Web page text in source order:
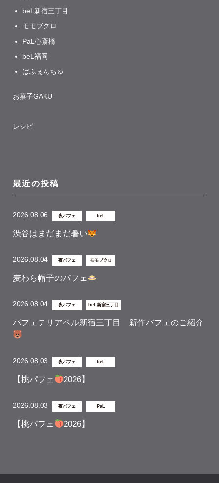
beL新宿三丁目
モモブクロ
PaL心斎橋
beL福岡
ぱふぇんちゅ
お菓子GAKU
レシピ
最近の投稿
2026.08.06 夜パフェ beL
渋谷はまだまだ暑い
2026.08.04 夜パフェ モモブクロ
麦わら帽子のパフェ
2026.08.04 夜パフェ beL新宿三丁目
パフェテリアベル新宿三丁目 新作パフェのご紹介
2026.08.03 夜パフェ beL
【桃パフェ 2026】
2026.08.03 夜パフェ PaL
【桃パフェ 2026】